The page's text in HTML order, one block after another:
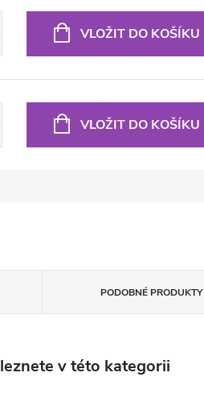
VLOŽIT DO KOŠÍKU
VLOŽIT DO KOŠÍKU
PODOBNÉ PRODUKTY
v této kategorii